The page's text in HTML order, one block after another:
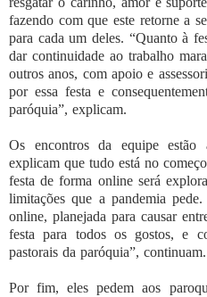
fazendo com que este retorne a
para cada um deles. “Quanto à
dar continuidade ao trabalho
outros anos, com apoio e
por essa festa e
paróquia”, explicam.
Os encontros da equipe estão
explicam que tudo está no
festa de forma online será
limitações que a pandemia
online, planejada para causar
festa para todos os gostos, e
pastorais da paróquia”, continuam.
Por fim, eles pedem aos